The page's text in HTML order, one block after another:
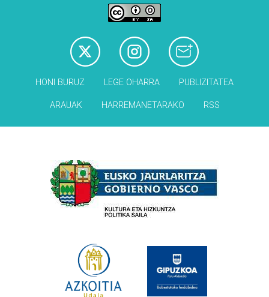
HONI BURUZ LEGE OHARRA PUBLIZITATEA
ARAUAK HARREMANETARAKO RSS